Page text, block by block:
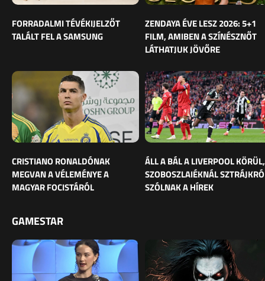
FORRADALMI TÉVÉKIJELZŐT
TALÁLT FEL A SAMSUNG
ZENDAYA ÉVE LESZ 2026: 5+1
FILM, AMIBEN A SZÍNÉSZNŐT
LÁTHATJUK JÖVŐRE
CRISTIANO RONALDÓNAK
MEGVAN A VÉLEMÉNYE A
MAGYAR FOCISTÁRÓL
ÁLL A BÁL A LIVERPOOL KÖRÜL,
SZOBOSZLAIÉKNÁL
SZÓLNAK A HÍREK
GAMESTAR